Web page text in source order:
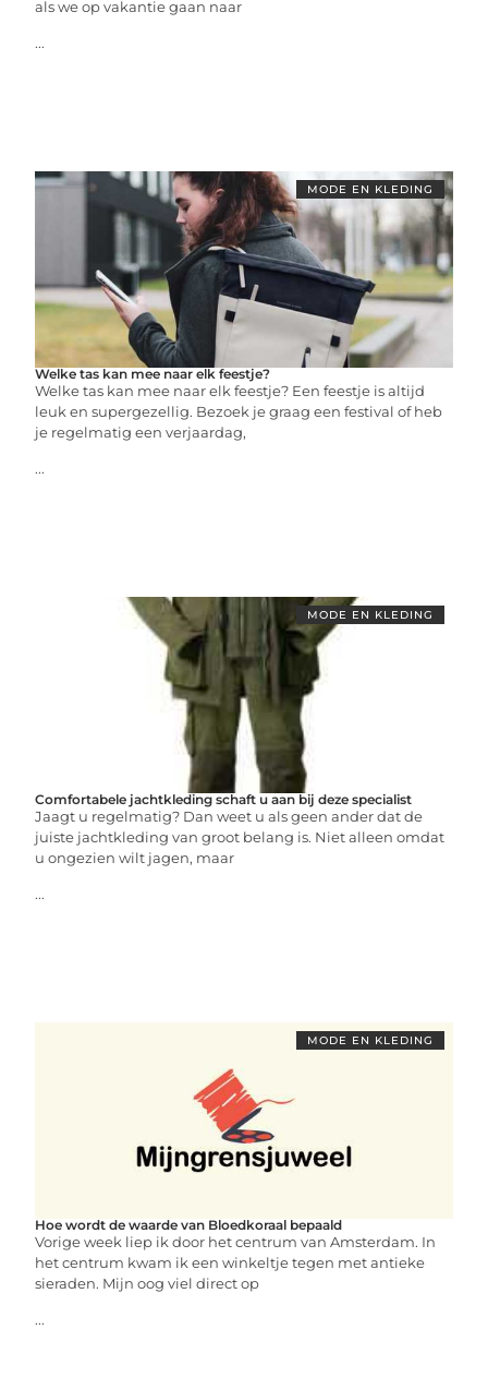
als we op vakantie gaan naar
...
MODE EN KLEDING
Welke tas kan mee naar elk feestje?
Welke tas kan mee naar elk feestje? Een feestje is altijd
leuk en supergezellig. Bezoek je graag een festival of heb
je regelmatig een verjaardag,
...
MODE EN KLEDING
Comfortabele jachtkleding schaft u aan bij deze specialist
Jaagt u regelmatig? Dan weet u als geen ander dat de
juiste jachtkleding van groot belang is. Niet alleen omdat
u ongezien wilt jagen, maar
...
MODE EN KLEDING
Hoe wordt de waarde van Bloedkoraal bepaald
Vorige week liep ik door het centrum van Amsterdam. In
het centrum kwam ik een winkeltje tegen met antieke
sieraden. Mijn oog viel direct op
...